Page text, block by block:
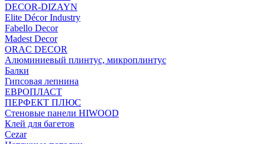
DECOR-DIZAYN
Elite Décor Industry
Fabello Decor
Madest Decor
ORAC DECOR
Алюминиевый плинтус, микроплинтус
Балки
Гипсовая лепнина
ЕВРОПЛАСТ
ПЕРФЕКТ ПЛЮС
Стеновые панели HIWOOD
Клей для багетов
Cezar